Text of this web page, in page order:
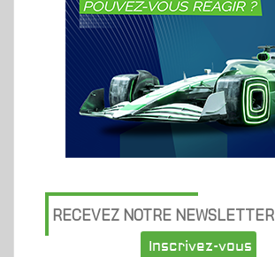
RECEVEZ NOTRE NEWSLETTER
Inscrivez-vous